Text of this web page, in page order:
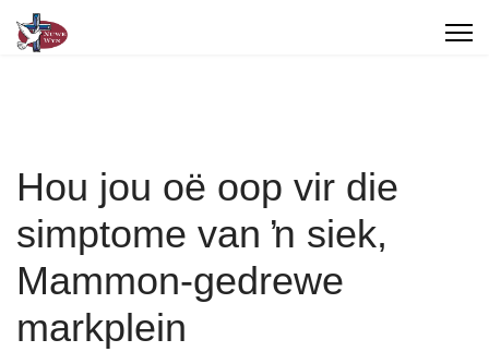
Hou jou oë oop vir die
simptome van ŉ siek,
Mammon-gedrewe
markplein